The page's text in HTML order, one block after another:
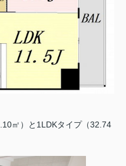
㎡）と1LDKタイプ（32.74